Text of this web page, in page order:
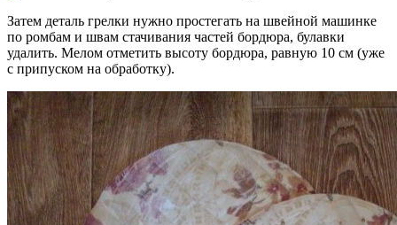
Затем деталь грелки нужно простегать на швейной машинке
по ромбам и швам стачивания частей бордюра, булавки
удалить. Мелом отметить высоту бордюра, равную 10 см (уже
с припуском на обработку).